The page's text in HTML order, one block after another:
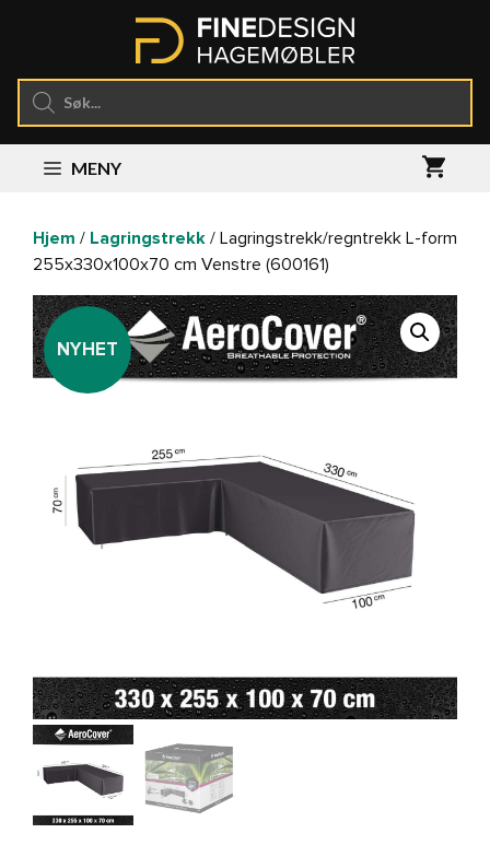
Products
search
MENY
Hjem / Lagringstrekk / Lagringstrekk/regntrekk L-form
255x330x100x70 cm Venstre (600161)
NYHET